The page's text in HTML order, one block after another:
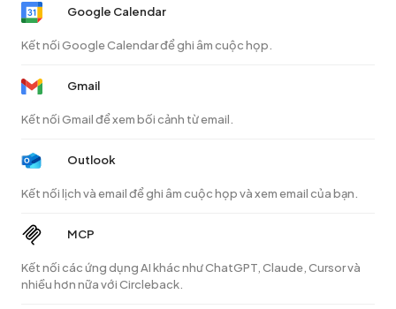
Google Calendar
Kết nối Google Calendar để ghi âm cuộc họp.
Gmail
Kết nối Gmail để xem bối cảnh từ email.
Outlook
Kết nối lịch và email để ghi âm cuộc họp và xem email của bạn.
MCP
Kết nối các ứng dụng AI khác như ChatGPT, Claude, Cursor và
nhiều hơn nữa với Circleback.